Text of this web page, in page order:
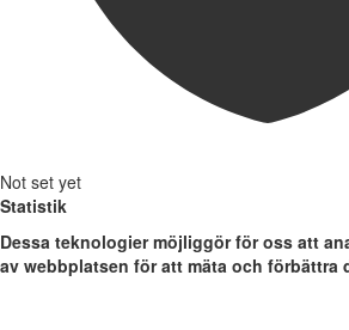
Not set yet
Statistik
Dessa teknologier möjliggör för oss att
av webbplatsen för att mäta och förbättra